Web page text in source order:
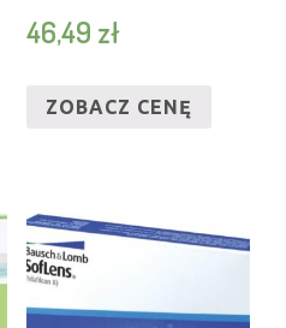
46,49 zł
ZOBACZ CENĘ